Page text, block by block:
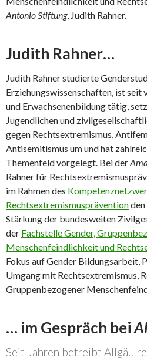
Antonio Stiftung, Judith Rahner.
Judith Rahner…
Judith Rahner studierte
Erziehungswissenschaften, ist seit
und Erwachsenenbildung tätig,
Jugendlichen und
gegen Rechtsextremismus,
Antisemitismus um und hat
Themenfeld vorgelegt. Bei der
Rahner für
im Rahmen des
Rechtsextremismusprävention
Stärkung der bundesweiten
der Fachstelle Gender,
Menschenfeindlichkeit und
Fokus auf Gender Bildungsarbeit,
Umgang mit Rechtsextremismus,
Gruppenbezogener
… im Gespräch bei
Seit Jahren betreibt Allgäu